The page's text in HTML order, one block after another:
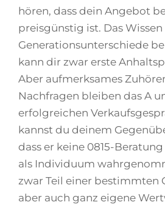
hören, dass dein Angebot
preisgünstig ist. Das
Generationsunterschiede
kann dir zwar erste
Aber aufmerksames
Nachfragen bleiben das A
erfolgreichen
kannst du deinem
dass er keine 0815-
als Individuum
zwar Teil einer bestimmten
aber auch ganz eigene